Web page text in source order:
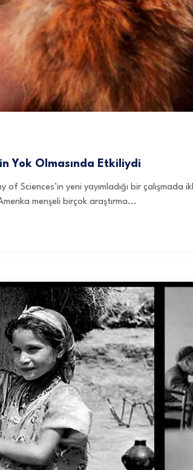
Yok Olmasında Etkiliydi
Sciences’ın yeni yayımladığı bir
menşeli birçok araştırma...